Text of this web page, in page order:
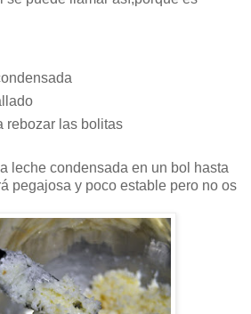
rebozar las bolitas
leche condensada en un bol hasta
pegajosa y poco estable pero no os